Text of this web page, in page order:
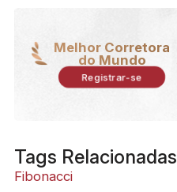
Melhor Corretora
do Mundo
Registrar-se
Tags Relacionadas
Fibonacci